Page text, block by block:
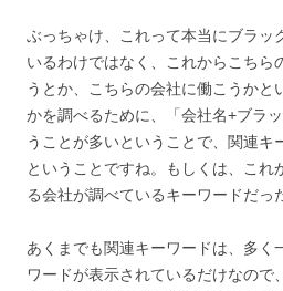
ぶっちゃけ、これって本当にブラッ
いるわけではなく、これからこちら
うとか、こちらの会社に働こうかと
かを調べるために、「会社名+ブラ
うことが多いということで、関連キ
ということですね。もしくは、これ
る会社が調べているキーワードだっ
あくまでも関連キーワードは、多く
ワードが表示されているだけなので